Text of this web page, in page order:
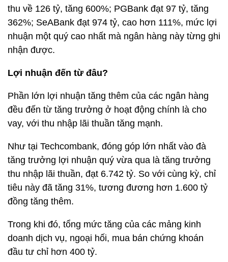
thu về 126 tỷ, tăng 600%; PGBank đạt 97 tỷ, tăng
362%; SeABank đạt 974 tỷ, cao hơn 111%, mức lợi
nhuận một quý cao nhất mà ngân hàng này từng ghi
nhận được.
Lợi nhuận đến từ đâu?
Phần lớn lợi nhuận tăng thêm của các ngân hàng
đều đến từ tăng trưởng ở hoạt động chính là cho
vay, với thu nhập lãi thuần tăng mạnh.
Như tại Techcombank, đóng góp lớn nhất vào đà
tăng trưởng lợi nhuận quý vừa qua là tăng trưởng
thu nhập lãi thuần, đạt 6.742 tỷ. So với cùng kỳ, chỉ
tiêu này đã tăng 31%, tương đương hơn 1.600 tỷ
đồng tăng thêm.
Trong khi đó, tổng mức tăng của các mảng kinh
doanh dịch vụ, ngoại hối, mua bán chứng khoán
đầu tư chỉ hơn 400 tỷ.